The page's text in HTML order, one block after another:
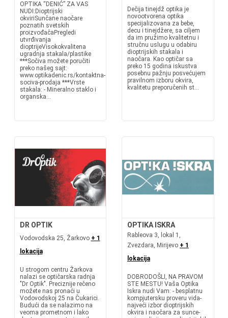
OPTIKA “DENIĆ” ZA VAS
NUDI:Dioptrijski
okviriSunčane naočare
poznatih svetskih
proizvođačaPregledi
utvrđivanja
dioptrijeVisokokvalitena
ugradnja stakala/plastike
***Sočiva možete poručiti
preko našeg sajt:
www.optikadenic.rs/kontaktna-
sociva-prodaja ***Vrste
stakala: - Mineralno staklo i
organska...
Dečija tinejdž optika je
novootvorena optika
specijalizovana za bebe,
decu i tinejdžere, sa ciljem
da im pružimo kvalitetnu i
stručnu uslugu u odabiru
dioptrijskih stakala i
naočara. Kao optičar sa
preko 15 godina iskustva
posebnu pažnju posvećujem
pravilnom izboru okvira,
kvalitetu preporučenih st...
DR OPTIK
Vodovodska 25, Žarkovo + 1
lokacija
U strogom centru Žarkova
nalazi se optičarska radnja
"Dr Optik". Preciznije rečeno
možete nas pronaći u
Vodovodskoj 25 na Čukarici.
Budući da se nalazimo na
veoma prometnom i lako
OPTIKA ISKRA
Rableova 3, lokal 1,
Zvezdara, Mirijevo + 1
lokacija
DOBRODOŠLI, NA PRAVOM
STE MESTU! Vaša Optika
Iskra nudi Vam: - besplatnu
kompjutersku proveru vida-
najveći izbor dioptrijskih
okvira i naočara za sunce-